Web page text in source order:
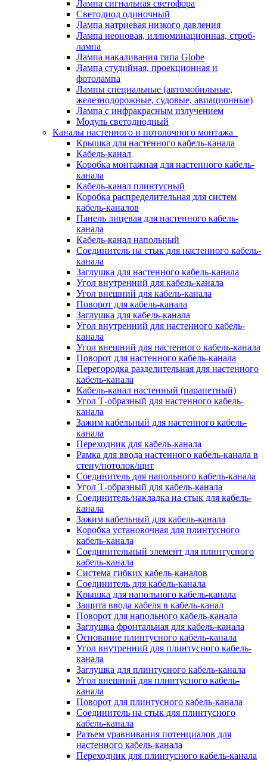
Лампа сигнальная светофора
Светодиод одиночный
Лампа натриевая низкого давления
Лампа неоновая, иллюминационная, строб-
лампа
Лампа накаливания типа Globe
Лампа студийная, проекционная и
фотолампа
Лампы специальные (автомобильные,
железнодорожные, судовые, авиационные)
Лампа с инфракрасным излучением
Модуль светодиодный
Каналы настенного и потолочного монтажа
Крышка для настенного кабель-канала
Кабель-канал
Коробка монтажная для настенного кабель-
канала
Кабель-канал плинтусный
Коробка распределительная для систем
кабель-каналов
Панель лицевая для настенного кабель-
канала
Кабель-канал напольный
Соединитель на стык для настенного кабель-
канала
Заглушка для настенного кабель-канала
Угол внутренний для кабель-канала
Угол внешний для кабель-канала
Поворот для кабель-канала
Заглушка для кабель-канала
Угол внутренний для настенного кабель-
канала
Угол внешний для настенного кабель-канала
Поворот для настенного кабель-канала
Перегородка разделительная для настенного
кабель-канала
Кабель-канал настенный (парапетный)
Угол Т-образный для настенного кабель-
канала
Зажим кабельный для настенного кабель-
канала
Переходник для кабель-канала
Рамка для ввода настенного кабель-канала в
стену/потолок/щит
Соединитель для напольного кабель-канала
Угол Т-образный для кабель-канала
Соединитель/накладка на стык для кабель-
канала
Зажим кабельный для кабель-канала
Коробка установочная для плинтусного
кабель-канала
Соединительный элемент для плинтусного
кабель-канала
Система гибких кабель-каналов
Соединитель для кабель-канала
Крышка для напольного кабель-канала
Защита ввода кабеля в кабель-канал
Поворот для напольного кабель-канала
Заглушка фронтальная для кабель-канала
Основание плинтусного кабель-канала
Угол внутренний для плинтусного кабель-
канала
Заглушка для плинтусного кабель-канала
Угол внешний для плинтусного кабель-
канала
Поворот для плинтусного кабель-канала
Соединитель на стык для плинтусного
кабель-канала
Разъем уравнивания потенциалов для
настенного кабель-канала
Переходник для плинтусного кабель-канала